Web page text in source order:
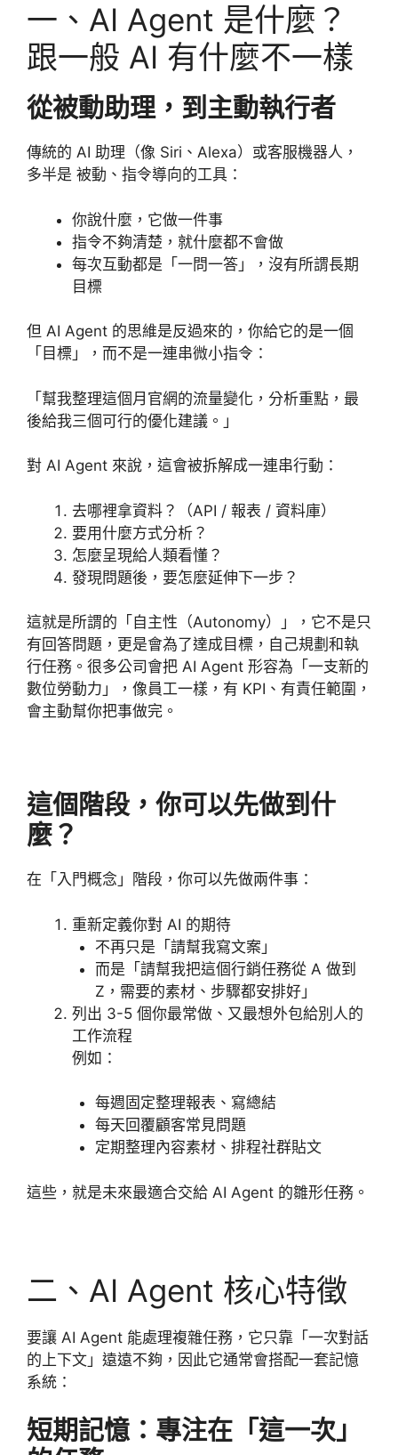
一、AI Agent 是什麼？
跟一般 AI 有什麼不一樣
從被動助理，到主動執行者
傳統的 AI 助理（像 Siri、Alexa）或客服機器人，
多半是 被動、指令導向的工具：
你說什麼，它做一件事
指令不夠清楚，就什麼都不會做
每次互動都是「一問一答」，沒有所謂長期
目標
但 AI Agent 的思維是反過來的，你給它的是一個
「目標」，而不是一連串微小指令：
「幫我整理這個月官網的流量變化，分析重點，最
後給我三個可行的優化建議。」
對 AI Agent 來說，這會被拆解成一連串行動：
去哪裡拿資料？（API / 報表 / 資料庫）
要用什麼方式分析？
怎麼呈現給人類看懂？
發現問題後，要怎麼延伸下一步？
這就是所謂的「自主性（Autonomy）」，它不是只
有回答問題，更是會為了達成目標，自己規劃和執
行任務。很多公司會把 AI Agent 形容為「一支新的
數位勞動力」，像員工一樣，有 KPI、有責任範圍，
會主動幫你把事做完。
這個階段，你可以先做到什
麼？
在「入門概念」階段，你可以先做兩件事：
重新定義你對 AI 的期待
不再只是「請幫我寫文案」
而是「請幫我把這個行銷任務從 A 做到
Z，需要的素材、步驟都安排好」
列出 3-5 個你最常做、又最想外包給別人的
工作流程
例如：
每週固定整理報表、寫總結
每天回覆顧客常見問題
定期整理內容素材、排程社群貼文
這些，就是未來最適合交給 AI Agent 的雛形任務。
二、AI Agent 核心特徵
要讓 AI Agent 能處理複雜任務，它只靠「一次對話
的上下文」遠遠不夠，因此它通常會搭配一套記憶
系統：
短期記憶：專注在「這一次」